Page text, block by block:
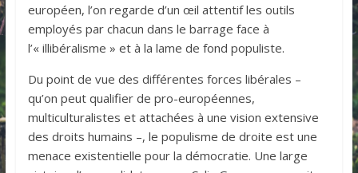
européen, l’on regarde d’un œil attentif les outils
employés par chacun dans le barrage face à
l’« illibéralisme » et à la lame de fond populiste.
Du point de vue des différentes forces libérales –
qu’on peut qualifier de pro-européennes,
multiculturalistes et attachées à une vision extensive
des droits humains –, le populisme de droite est une
menace existentielle pour la démocratie. Une large